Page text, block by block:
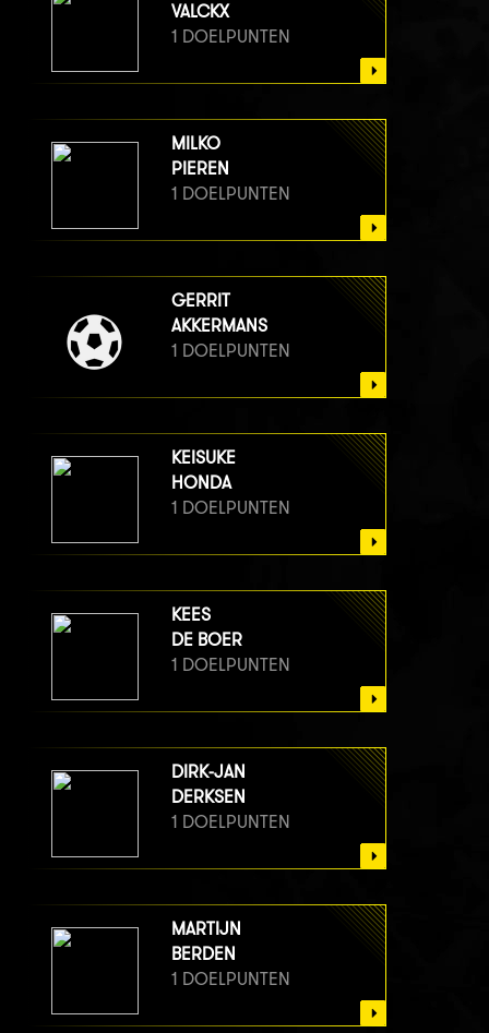
VALCKX
1 DOELPUNTEN
MILKO
PIEREN
1 DOELPUNTEN
GERRIT
AKKERMANS
1 DOELPUNTEN
KEISUKE
HONDA
1 DOELPUNTEN
KEES
DE BOER
1 DOELPUNTEN
DIRK-JAN
DERKSEN
1 DOELPUNTEN
MARTIJN
BERDEN
1 DOELPUNTEN